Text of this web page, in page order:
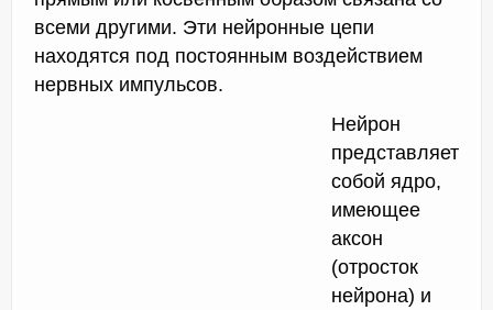
всеми другими. Эти нейронные цепи
находятся под постоянным воздействием
нервных импульсов.
Нейрон
представляет
собой ядро,
имеющее
аксон
(отросток
нейрона) и